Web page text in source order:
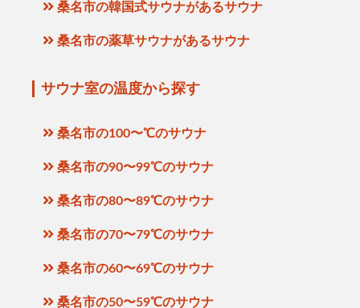
桑名市の韓国式サウナがあるサウナ
桑名市の薬草サウナがあるサウナ
サウナ室の温度から探す
桑名市の100〜℃のサウナ
桑名市の90〜99℃のサウナ
桑名市の80〜89℃のサウナ
桑名市の70〜79℃のサウナ
桑名市の60〜69℃のサウナ
桑名市の50〜59℃のサウナ